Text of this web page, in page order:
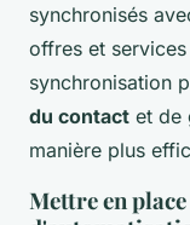
synchronisés
offres et
synchronisation
du contact et de
manière plus
Mettre en